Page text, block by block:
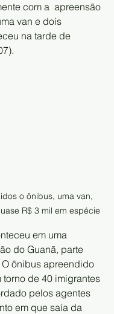
com a  apreensão
van e dois
na tarde de
o ônibus, uma van,
R$ 3 mil em espécie
em uma
do Guanã, parte
ônibus apreendido
torno de 40 imigrantes
pelos agentes
em que saía da